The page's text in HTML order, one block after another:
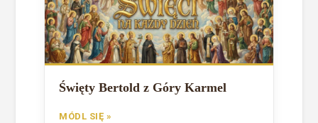
Święty Bertold z Góry Karmel
MÓDL SIĘ »